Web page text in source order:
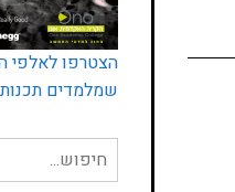
הצטרפו לאלפי
שמלמדים
חיפוש
עבור: